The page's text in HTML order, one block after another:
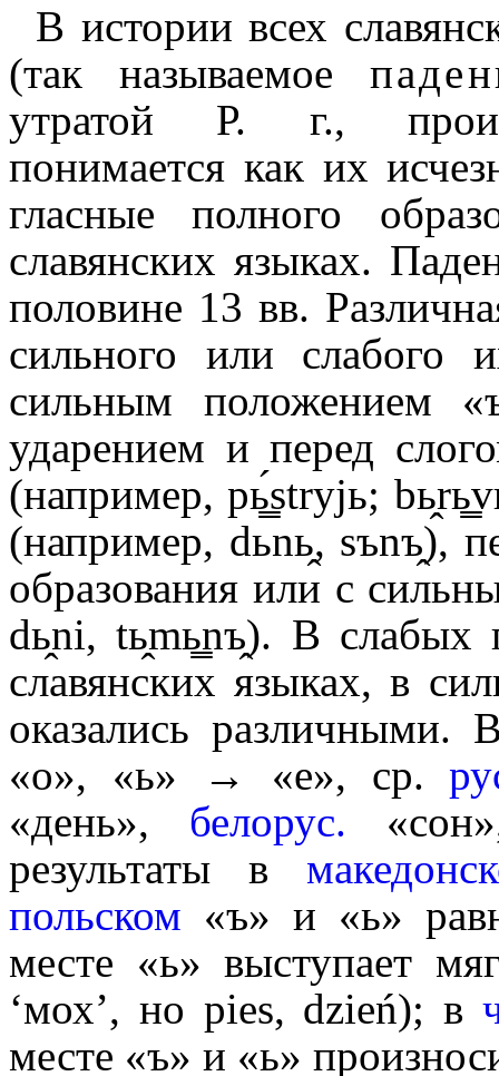
В истории всех
(так называемое
утратой Р. г.,
понимается как их
гласные полного
славянских языках.
половине 13 вв.
сильного или
сильным положением
ударением и перед
(например, pь̳́strуjь;
(например, dьnь̭, sъnъ̭),
образования или с
dь̭ni, tь̭mь̳nъ̭). В слабых
славянских языках, в
оказались различными.
«о», «ь» → «е», ср.
«день», белорус.
результаты в
польском «ъ» и «ь»
месте «ь» выступает
‘мох’, но pies, dzień); в
месте «ъ» и «ь»